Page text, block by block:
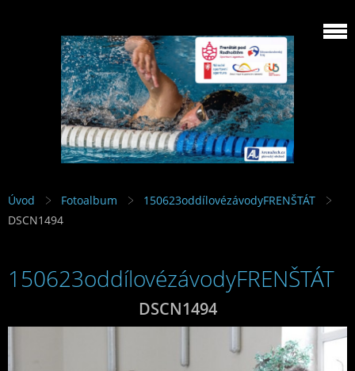
Úvod Fotoalbum
150623oddílovézávodyFRENŠTÁT
DSCN1494
150623oddílovézávodyFRENŠTÁT
DSCN1494